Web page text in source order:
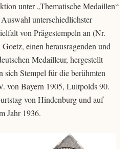
unter „Thematische Medaillen“
unterschiedlichster
von Prägestempeln an (Nr.
einen herausragenden und
Medailleur, hergestellt
Stempel für die berühmten
von Bayern 1905, Luitpolds 90.
von Hindenburg und auf
Jahr 1936.